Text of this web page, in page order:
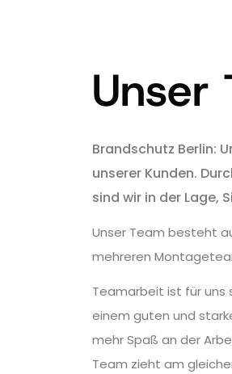
Unser
Brandschutz Berlin:
unserer Kunden.
sind wir in der Lage,
Unser Team besteht
mehreren
Teamarbeit ist für uns
einem guten und
mehr Spaß an der
Team zieht am